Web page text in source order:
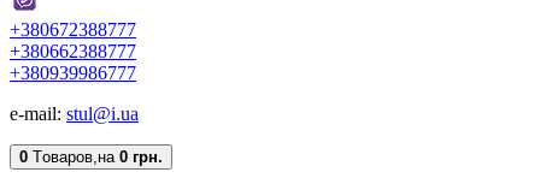
+380672388777
+380662388777
+380939986777
e-mail: stul@i.ua
0 Tоваров,на 0 грн.